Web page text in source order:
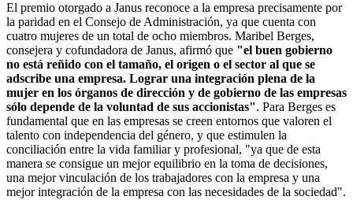
El premio otorgado a Janus reconoce a la empresa precisamente por
la paridad en el Consejo de Administración, ya que cuenta con
cuatro mujeres de un total de ocho miembros. Maribel Berges,
consejera y cofundadora de Janus, afirmó que "el buen gobierno
no está reñido con el tamaño, el origen o el sector al que se
adscribe una empresa. Lograr una integración plena de la
mujer en los órganos de dirección y de gobierno de las empresas
sólo depende de la voluntad de sus accionistas". Para Berges es
fundamental que en las empresas se creen entornos que valoren el
talento con independencia del género, y que estimulen la
conciliación entre la vida familiar y profesional, "ya que de esta
manera se consigue un mejor equilibrio en la toma de decisiones,
una mejor vinculación de los trabajadores con la empresa y una
mejor integración de la empresa con las necesidades de la sociedad".